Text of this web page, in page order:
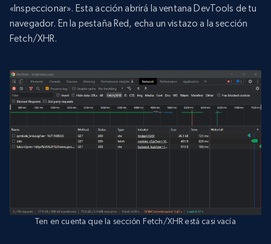
«Inspeccionar». Esta acción abrirá la ventana DevTools de tu
navegador. En la pestaña Red, echa un vistazo a la sección
Fetch/XHR.
Ten en cuenta que la sección Fetch/XHR está casi vacía